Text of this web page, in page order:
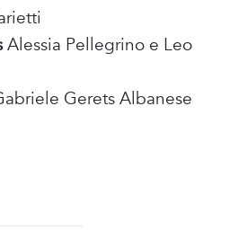
Alessia Pellegrino e Leo
Gerets Albanese